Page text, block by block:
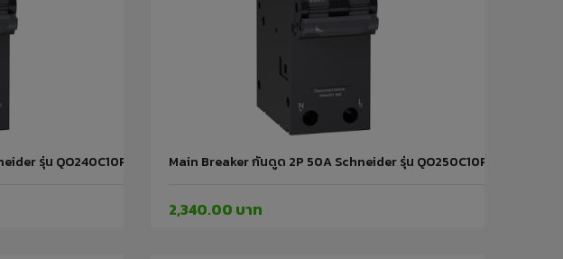
รุ่น QO240C10RCBO30 ชิ้น ระบบไฟฟ้าMain Breaker กันดูด 2P 50A Schneider รุ่น QO250C10RCBO30 ชิ้น ร
2,340.00 บาท